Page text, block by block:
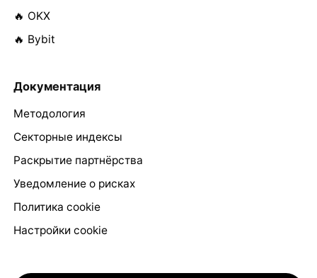
🔥 OKX
🔥 Bybit
Документация
Методология
Секторные индексы
Раскрытие партнёрства
Уведомление о рисках
Политика cookie
Настройки cookie